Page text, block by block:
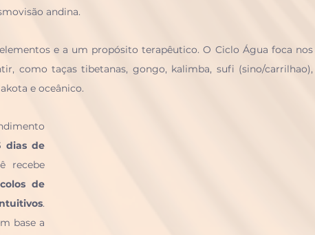
andina.
e a um propósito terapêutico. O Ciclo Água foca nos
como taças tibetanas, gongo, kalimba, sufi (sino/carrilhao),
e oceânico.
dias de
recebe
de
.
base a